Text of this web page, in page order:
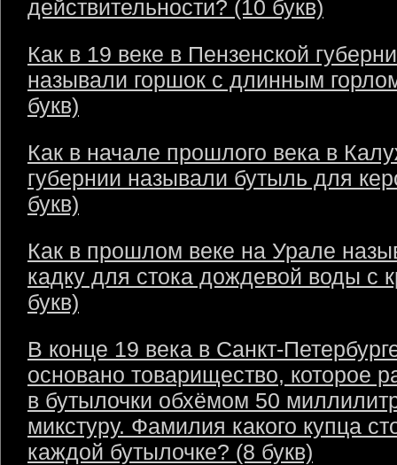
действительности? (10 букв)
Как в 19 веке в Пензенской
называли горшок с длинным
букв)
Как в начале прошлого века в
губернии называли бутыль для
букв)
Как в прошлом веке на Урале
кадку для стока дождевой воды с
букв)
В конце 19 века в Санкт-
основано товарищество, которое
в бутылочки обхёмом 50
микстуру. Фамилия какого купца
каждой бутылочке? (8 букв)